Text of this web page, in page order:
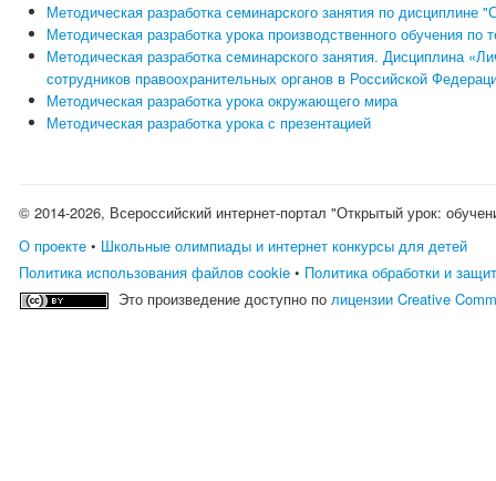
Методическая разработка семинарского занятия по
Методическая разработка урока производственного обучения
Методическая разработка семинарского занятия. Дисциплина
сотрудников правоохранительных органов в Российской
Методическая разработка урока окружающего мира
Методическая разработка урока с презентацией
© 2014-2026, Всероссийский интернет-портал "Открытый урок:
О проекте • Школьные олимпиады и интернет конкурсы для детей
Политика использования файлов cookie • Политика обработки и
Это произведение доступно полицензии Creative